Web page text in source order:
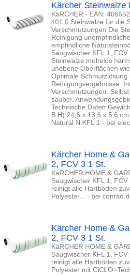
Kärcher Steinwalze
KäRCHER - EAN:
401.0 Steinwalze für die
Verschmutzungen Die
Reinigung
empfindliche
Saugwischer KFL 1,
Steinwalze mühelos
unebene Oberflächen
Optimale
Reinigungsergebnisse.
Verschmutzungen.
sauber.
Technische Daten
B H) 24,6 x 13,6 x 5,6
Natural N KFL 1 - bei
Kärcher Home &
2, FCV 3 1 St.
KäRCHER HOME &
Saugwischer KFL 1,
reinigt alle Hartböden
Polyester... - bei
Kärcher Home &
2, FCV 3 1 St.
KäRCHER HOME &
Saugwischer KFL 1,
reinigt alle Hartböden
Polyester mit CiCLO -